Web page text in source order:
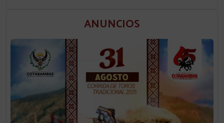
ANUNCIOS